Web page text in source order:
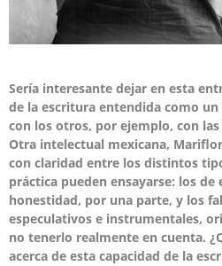
Sería interesante dejar en esta
de la escritura entendida como
con los otros, por ejemplo, con
Otra intelectual mexicana,
con claridad entre los distintos
práctica pueden ensayarse: los de
honestidad, por una parte, y los
especulativos e instrumentales,
no tenerlo realmente en cuenta.
acerca de esta capacidad de la